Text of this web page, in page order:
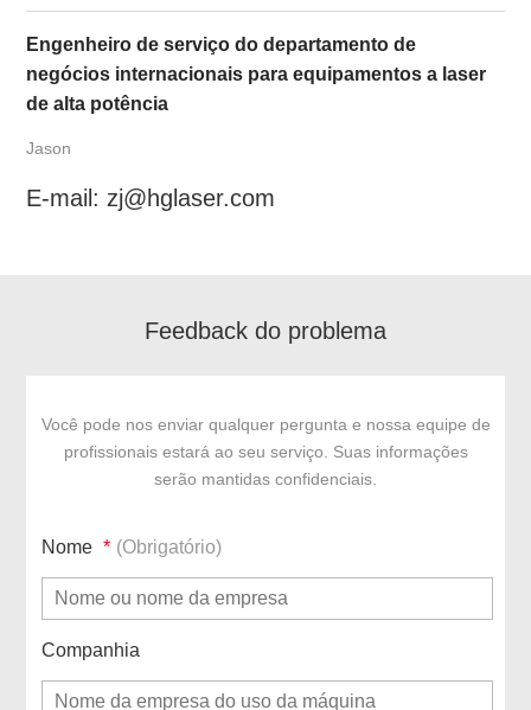
Engenheiro de serviço do departamento de
negócios internacionais para equipamentos a laser
de alta potência
Jason
E-mail: zj@hglaser.com
Feedback do problema
Você pode nos enviar qualquer pergunta e nossa equipe de
profissionais estará ao seu serviço. Suas informações
serão mantidas confidenciais.
Nome * (Obrigatório)
Companhia